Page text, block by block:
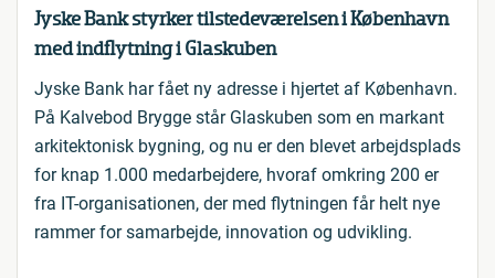
Jyske Bank styrker tilstedeværelsen i København
med indflytning i Glaskuben
Jyske Bank har fået ny adresse i hjertet af København.
På Kalvebod Brygge står Glaskuben som en markant
arkitektonisk bygning, og nu er den blevet arbejdsplads
for knap 1.000 medarbejdere, hvoraf omkring 200 er
fra IT-organisationen, der med flytningen får helt nye
rammer for samarbejde, innovation og udvikling.